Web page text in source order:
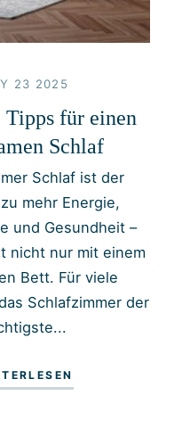
23 2025
Tipps für einen
Schlaf
Schlaf ist der
mehr Energie,
und Gesundheit –
nicht nur mit einem
Bett. Für viele
Schlafzimmer der